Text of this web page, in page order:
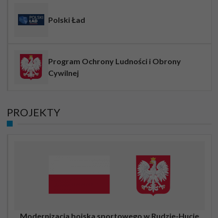
Polski Ład
Program Ochrony Ludności i Obrony
Cywilnej
PROJEKTY
Modernizacja boiska sportowego w Rudzie-Hucie